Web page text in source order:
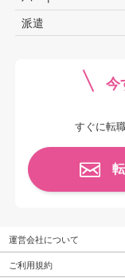
派遣
今
すぐに転
運営会社について
ご利用規約